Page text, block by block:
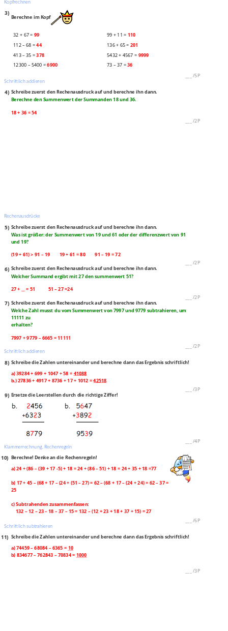
Kopfrechnen
3)
Berechne im Kopf
32 + 67 = 99 99 + 11 = 110
112 – 68 =44 136 + 65 = 201
413 – 35 =378 5432 + 4567 = 9999
12300 – 5400 =6900 73 – 37 =36
/5P
Schriftlich addieren
4) Schreibe zuerst den Rechenausdruck auf und berechne ihn dann.
Berechne den Summenwert der Summanden 18 und 36.
18 + 36 = 54
/2P
Rechenausdrücke
5) Schreibe zuerst den Rechenausdruck auf und berechne ihn dann.
Was ist größer: der Summenwert von 19 und 61 oder der differenzwert von 91
und 19?
(19 + 61) > 91 – 19 19 + 61 = 80 91 – 19 = 72
/2P
6) Schreibe zuerst den Rechenausdruck auf und berechne ihn dann.
Welcher Summand ergibt mit 27 den summenwert 51?
27 + __ = 51 51 – 27 =24
/2P
7) Schreibe zuerst den Rechenausdruck auf und berechne ihn dann.
Welche Zahl musst du vom Summenwert von 7997 und 9779 subtrahieren, um
11111 zu
erhalten?
7997 + 9779 – 6665 = 11111
/2P
Schriftlich addieren
8) Schreibe die Zahlen untereinander und berechne dann das Ergebnis schriftlich!
a) 39284 + 699 + 1047 + 58 = 41088
b.) 27836 + 4917 + 8736 + 17 + 1012 =42518
/3P
9) Ersetze die Leerstellen durch die richtige Ziffer!
/4P
Klammerrechnung, Rechenregeln
10) Berechne! Denke an die Rechenregeln!
a) 24 + (86 – (39 + 17 -5) + 18 = 24 + (86 – 51) + 18 = 24 + 35 + 18 =77
b) 17 + 45 – (68 + 17 – (24 + (51 – 27) = 62 – (68 + 17 – (24 + 24) = 62 – 37 =
25
c) Subtrahenden zusammenfassen:
132 – 12 – 23 – 18 – 37 – 15 = 132 – (12 + 23 + 18 + 37 + 15) = 27
/6P
Schriftlich subtrahieren
11) Schreibe die Zahlen untereinander und berechne dann das Ergebnis schriftlich!
a) 74459 – 68084 – 6365 = 10
b) 834677 – 762843 – 70834 = 1000
/3P